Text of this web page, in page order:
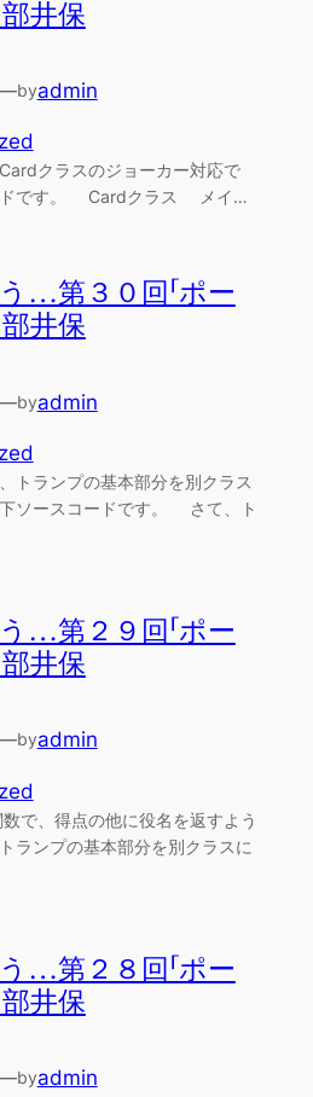
井保
byadmin
クラスのジョーカー対応で
です。 Cardクラス メイ…
…第３０回「ポー
井保
byadmin
ランプの基本部分を別クラス
ソースコードです。 さて、ト
…第２９回「ポー
井保
byadmin
、得点の他に役名を返すよう
ンプの基本部分を別クラスに
…第２８回「ポー
井保
byadmin